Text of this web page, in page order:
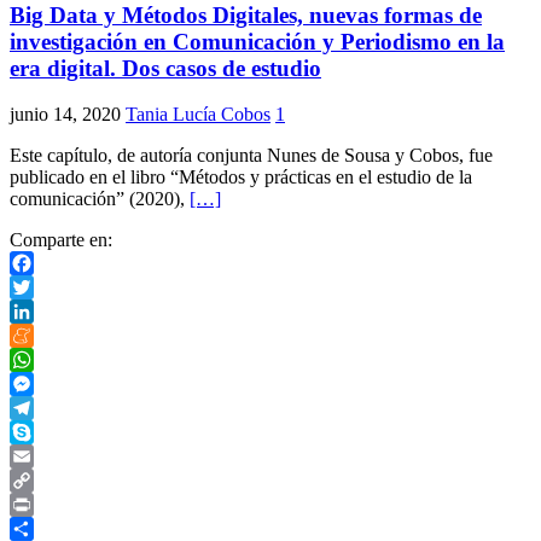
Big Data y Métodos Digitales, nuevas formas de
investigación en Comunicación y Periodismo en la
era digital. Dos casos de estudio
junio 14, 2020 Tania Lucía Cobos 1
Este capítulo, de autoría conjunta Nunes de Sousa y Cobos, fue
publicado en el libro “Métodos y prácticas en el estudio de la
comunicación” (2020), […]
Comparte en:
Facebook
Twitter
LinkedIn
Meneame
WhatsApp
Messenger
Telegram
Skype
Email
Copy
Link
Print